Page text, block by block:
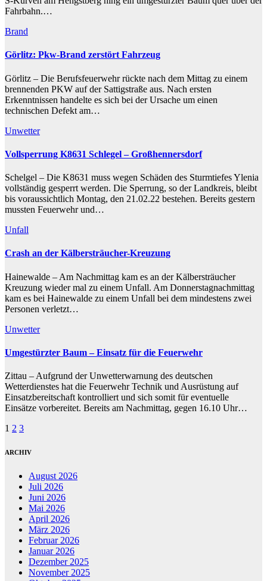
Fahrbahn.…
Brand
Görlitz: Pkw-Brand zerstört Fahrzeug
Görlitz – Die Berufsfeuerwehr rückte nach dem Mittag zu einem
brennenden PKW auf der Sattigstraße aus. Nach ersten
Erkenntnissen handelte es sich bei der Ursache um einen
technischen Defekt am…
Unwetter
Vollsperrung K8631 Schlegel – Großhennersdorf
Schelgel – Die K8631 muss wegen Schäden des Sturmtiefes Ylenia
vollständig gesperrt werden. Die Sperrung, so der Landkreis, bleibt
bis voraussichtlich Montag, den 21.02.22 bestehen. Bereits gestern
mussten Feuerwehr und…
Unfall
Crash an der Kälbersträucher-Kreuzung
Hainewalde – Am Nachmittag kam es an der Kälbersträucher
Kreuzung wieder mal zu einem Unfall. Am Donnerstagnachmittag
kam es bei Hainewalde zu einem Unfall bei dem mindestens zwei
Personen verletzt…
Unwetter
Umgestürzter Baum – Einsatz für die Feuerwehr
Zittau – Aufgrund der Unwetterwarnung des deutschen
Wetterdienstes hat die Feuerwehr Technik und Ausrüstung auf
Einsatzbereitschaft kontrolliert und sich somit für eventuelle
Einsätze vorbereitet. Bereits am Nachmittag, gegen 16.10 Uhr…
Seitennummerierung
der
1 2 3
ARCHIV
August 2026
Juli 2026
Juni 2026
Mai 2026
April 2026
März 2026
Februar 2026
Januar 2026
Dezember 2025
November 2025